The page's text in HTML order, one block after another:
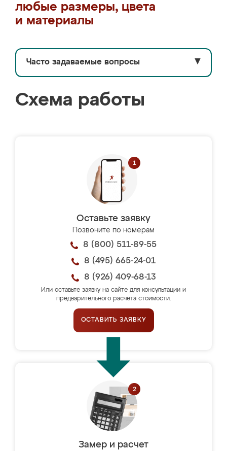
любые размеры, цвета
и материалы
Часто задаваемые вопросы ▼
Схема работы
Оставьте заявку
Позвоните по номерам
8 (800) 511-89-55
8 (495) 665-24-01
8 (926) 409-68-13
Или оставьте заявку на сайте для консультации и
предварительного расчёта стоимости.
ОСТАВИТЬ ЗАЯВКУ
Замер и расчет